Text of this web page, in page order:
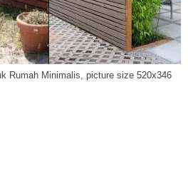
Rumah Minimalis, picture size 520x346